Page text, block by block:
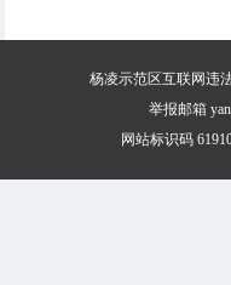
杨凌示范区互联网违
举报邮箱
网站标识码